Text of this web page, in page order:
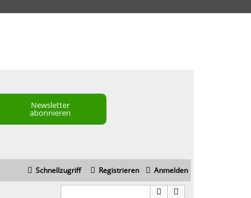
Newsletter
abonnieren
Schnellzugriff Anmelden
Registrieren